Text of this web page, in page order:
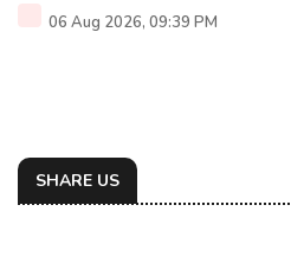
06 Aug 2026, 09:39 PM
SHARE US